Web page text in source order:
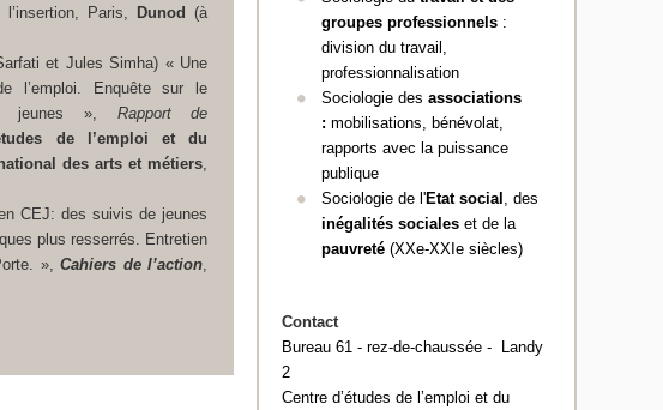
, Paris, Dunod(à
et Jules Simha) « Une
l’emploi. Enquête sur le
jeunes », Rapport de
de l’emploi et du
des arts et métiers
CEJ: des suivis de jeunes
plus resserrés. Entretien
»,Cahiers de l’action
groupes professionnels:
division du travail,
professionnalisation
Sociologie des associations
: mobilisations, bénévolat,
rapports avec la puissance
publique
Sociologie de l'Etat social
, des
inégalités socialeset de la
pauvreté(XXe-XXI esiècles)
Contact
Bureau 61 - rez-de-chaussée - Landy
2
Centre d’études de l’emploi et du